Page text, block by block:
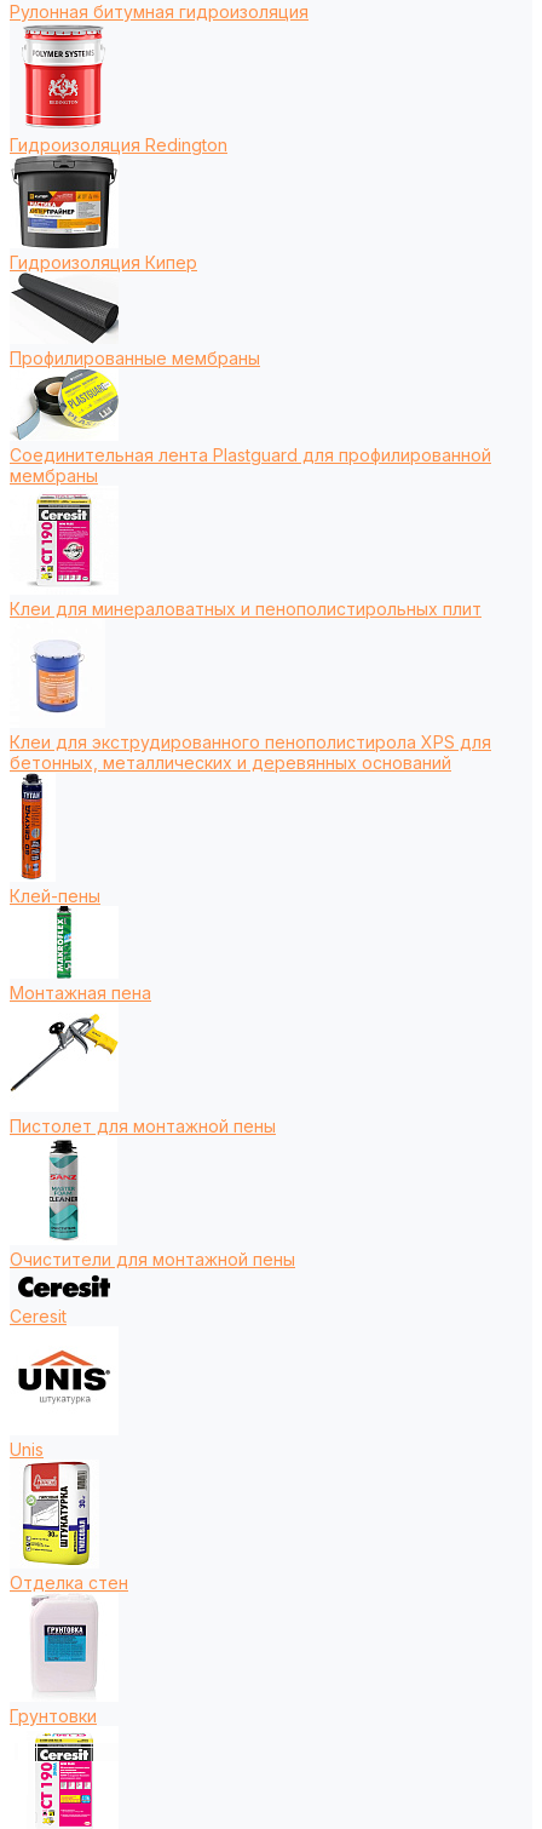
Рулонная битумная гидроизоляция
Гидроизоляция Redington
Гидроизоляция Кипер
Профилированные мембраны
Соединительная лента Plastguard для профилированной
мембраны
Клеи для минераловатных и пенополистирольных плит
Клеи для экструдированного пенополистирола XPS для
бетонных, металлических и деревянных оснований
Клей-пены
Монтажная пена
Пистолет для монтажной пены
Очистители для монтажной пены
Ceresit
Unis
Отделка стен
Грунтовки